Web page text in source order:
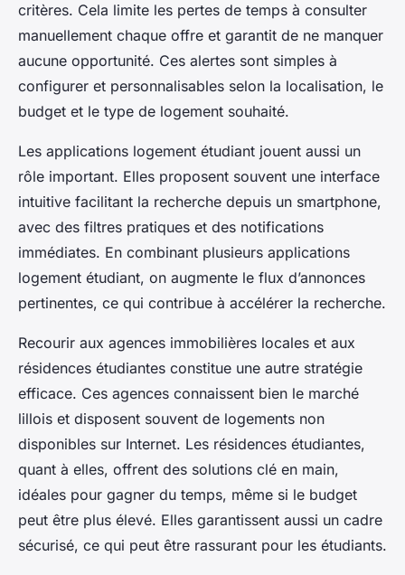
critères. Cela limite les pertes de temps à consulter
manuellement chaque offre et garantit de ne manquer
aucune opportunité. Ces alertes sont simples à
configurer et personnalisables selon la localisation, le
budget et le type de logement souhaité.
Les applications logement étudiant jouent aussi un
rôle important. Elles proposent souvent une interface
intuitive facilitant la recherche depuis un smartphone,
avec des filtres pratiques et des notifications
immédiates. En combinant plusieurs applications
logement étudiant, on augmente le flux d’annonces
pertinentes, ce qui contribue à accélérer la recherche.
Recourir aux agences immobilières locales et aux
résidences étudiantes constitue une autre stratégie
efficace. Ces agences connaissent bien le marché
lillois et disposent souvent de logements non
disponibles sur Internet. Les résidences étudiantes,
quant à elles, offrent des solutions clé en main,
idéales pour gagner du temps, même si le budget
peut être plus élevé. Elles garantissent aussi un cadre
sécurisé, ce qui peut être rassurant pour les étudiants.